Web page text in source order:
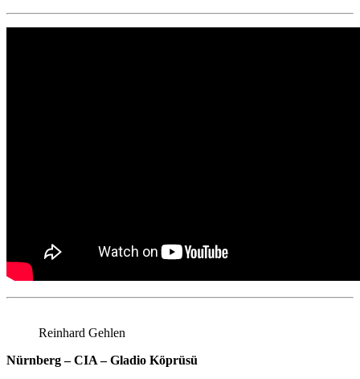
Reinhard Gehlen
Nürnberg – CIA – Gladio Köprüsü